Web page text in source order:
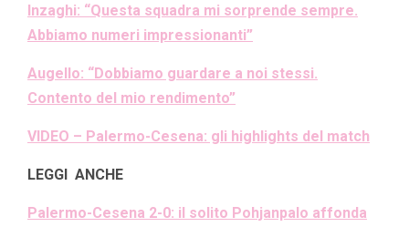
Inzaghi: “Questa squadra mi sorprende sempre.
Abbiamo numeri impressionanti”
Augello: “Dobbiamo guardare a noi stessi.
Contento del mio rendimento”
VIDEO – Palermo-Cesena: gli highlights del match
LEGGI ANCHE
Palermo-Cesena 2-0: il solito Pohjanpalo affonda